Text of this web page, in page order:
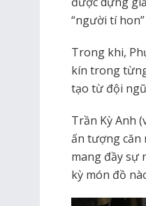
“người tí
Trong khi,
kín trong
tạo từ đội
Trần Kỳ Anh
ấn tượng căn
mang đầy sự
kỳ món đồ